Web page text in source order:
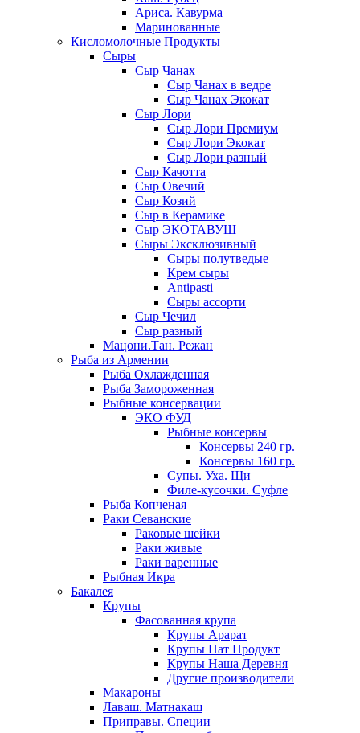
Ариса. Кавурма
Маринованные
Кисломолочные Продукты
Сыры
Сыр Чанах
Сыр Чанах в ведре
Сыр Чанах Экокат
Сыр Лори
Сыр Лори Премиум
Сыр Лори Экокат
Сыр Лори разный
Сыр Качотта
Сыр Овечий
Сыр Козий
Сыр в Керамике
Сыр ЭКОТАВУШ
Сыры Эксклюзивный
Сыры полутведые
Крем сыры
Antipasti
Сыры ассорти
Сыр Чечил
Сыр разный
Мацони.Тан. Режан
Рыба из Армении
Рыба Охлажденная
Рыба Замороженная
Рыбные консервации
ЭКО ФУД
Рыбные консервы
Консервы 240 гр.
Консервы 160 гр.
Супы. Уха. Щи
Филе-кусочки. Суфле
Рыба Копченая
Раки Севанские
Раковые шейки
Раки живые
Раки варенные
Рыбная Икра
Бакалея
Крупы
Фасованная крупа
Крупы Арарат
Крупы Нат Продукт
Крупы Наша Деревня
Другие производители
Макароны
Лаваш. Матнакаш
Приправы. Специи